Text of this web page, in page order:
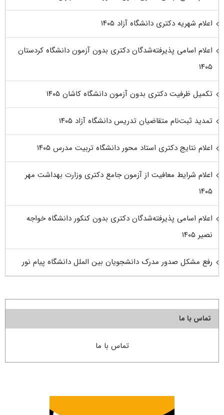
اعلام شهریه دکتری دانشگاه آزاد ۱۴۰۵
اعلام اسامی پذیرفته‌شدگان دکتری بدون آزمون دانشگاه کردستان
۱۴۰۵
تکمیل ظرفیت دکتری بدون آزمون دانشگاه کاشان ۱۴۰۵
تمدید ثبت‌نام متقاضیان تدریس دانشگاه آزاد ۱۴۰۵
اعلام نتایج دکتری استاد محور دانشگاه تربیت مدرس ۱۴۰۵
اعلام شرایط معافیت از آزمون جامع دکتری وزارت بهداشت مهر
۱۴۰۵
اعلام اسامی پذیرفته‌شدگان دکتری بدون کنکور دانشگاه خواجه
نصیر ۱۴۰۵
رفع مشکل صدور مدرک دانشجویان بین الملل دانشگاه پیام نور
تماس با ما
تماس با ما